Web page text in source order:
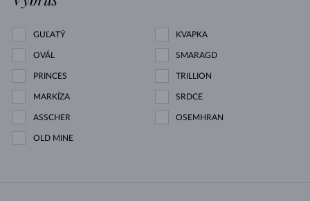
GUĽATÝ KVAPKA
OVÁL SMARAGD
PRINCES TRILLION
MARKÍZA SRDCE
ASSCHER OSEMHRAN
OLD MINE